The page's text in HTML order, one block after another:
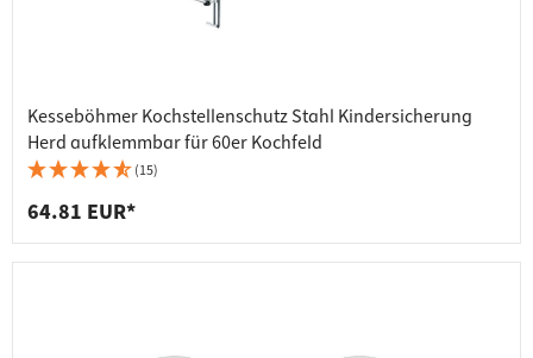
Kesseböhmer Kochstellenschutz Stahl Kindersicherung
Herd aufklemmbar für 60er Kochfeld
(15)
64.81 EUR*